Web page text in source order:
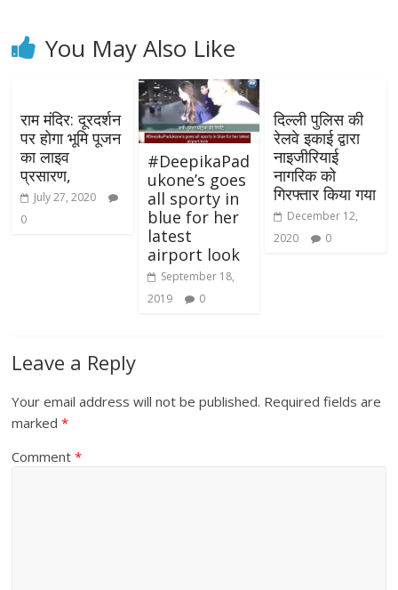
You May Also Like
राम मंदिर: दूरदर्शन
पर होगा भूमि पूजन
का लाइव
प्रसारण,
July 27, 2020
0
#DeepikaPad
ukone’s goes
all sporty in
blue for her
latest
airport look
September 18,
2019
0
दिल्ली पुलिस की
रेलवे इकाई द्वारा
नाइजीरियाई
नागरिक को
गिरफ्तार किया गया
December 12,
2020
0
Leave a Reply
Your email address will not be published. Required fields are
marked*
Comment*